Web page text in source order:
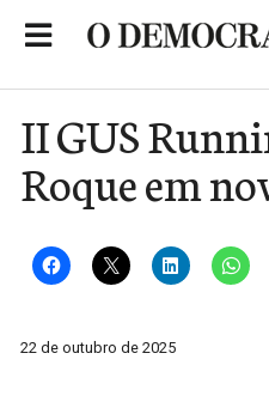
II GUS
Roque em
22 de outubro de 2025